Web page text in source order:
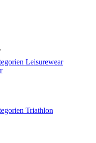
Leisurewear
Triathlon